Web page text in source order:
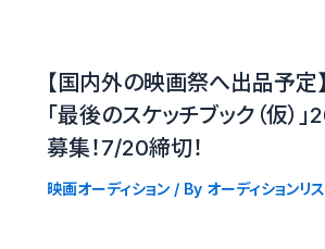
【国内外の映画祭へ出品予定
「最後のスケッチブック（仮）
募集！7/20締切！
映画オーディション/ By オーディションリ